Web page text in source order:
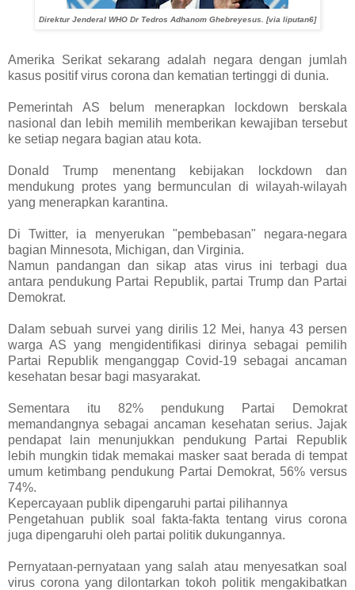
Direktur Jenderal WHO Dr Tedros Adhanom Ghebreyesus. [via liputan6]
Amerika Serikat sekarang adalah negara dengan jumlah
kasus positif virus corona dan kematian tertinggi di dunia.
Pemerintah AS belum menerapkan lockdown berskala
nasional dan lebih memilih memberikan kewajiban tersebut
ke setiap negara bagian atau kota.
Donald Trump menentang kebijakan lockdown dan
mendukung protes yang bermunculan di wilayah-wilayah
yang menerapkan karantina.
Di Twitter, ia menyerukan "pembebasan" negara-negara
bagian Minnesota, Michigan, dan Virginia.
Namun pandangan dan sikap atas virus ini terbagi dua
antara pendukung Partai Republik, partai Trump dan Partai
Demokrat.
Dalam sebuah survei yang dirilis 12 Mei, hanya 43 persen
warga AS yang mengidentifikasi dirinya sebagai pemilih
Partai Republik menganggap Covid-19 sebagai ancaman
kesehatan besar bagi masyarakat.
Sementara itu 82% pendukung Partai Demokrat
memandangnya sebagai ancaman kesehatan serius. Jajak
pendapat lain menunjukkan pendukung Partai Republik
lebih mungkin tidak memakai masker saat berada di tempat
umum ketimbang pendukung Partai Demokrat, 56% versus
74%.
Kepercayaan publik dipengaruhi partai pilihannya
Pengetahuan publik soal fakta-fakta tentang virus corona
juga dipengaruhi oleh partai politik dukungannya.
Pernyataan-pernyataan yang salah atau menyesatkan soal
virus corona yang dilontarkan tokoh politik mengakibatkan